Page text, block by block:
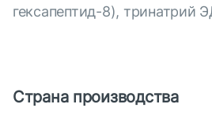
гексапептид-8), тринатрий
Страна производства